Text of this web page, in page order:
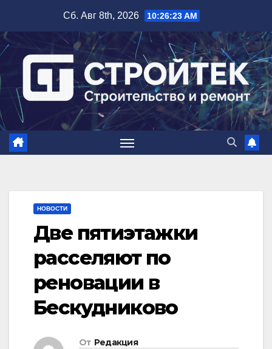
содержимому
Сб. Авг 8th, 2026 10:26:23 AM
НОВОСТИ
Две пятиэтажки
расселяют по
реновации в
Бескудниково
От Редакция